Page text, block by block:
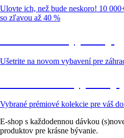
Ulovte ich, než bude neskoro! 10
so zľavou až 40 %
Ušetrite na novom vybavení pre
Vybrané prémiové kolekcie pre váš
E-shop s každodennou dávkou
produktov pre krásne bývanie.